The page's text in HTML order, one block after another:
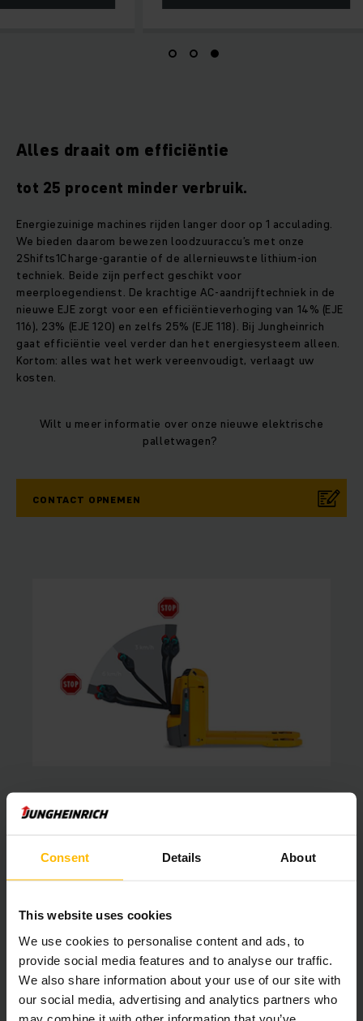
Consent Details About
This website uses cookies
We use cookies to personalise content and ads, to
provide social media features and to analyse our traffic.
We also share information about your use of our site with
our social media, advertising and analytics partners who
may combine it with other information that you’ve
Alles draait om efficiëntie
tot 25 procent minder verbruik.
Energiezuinige machines rijden langer door op 1 acculading.
We bieden daarom bewezen loodzuuraccu’s met onze
2Shifts1Charge-garantie of de allernieuwste lithium-ion
techniek. Beide zijn perfect geschikt voor
meerploegendienst. De krachtige AC-aandrijftechniek in de
nieuwe EJE zorgt voor een efficiëntieverhoging van 14% (EJE
116), 23% (EJE 120) en zelfs 25% (EJE 118). Bij Jungheinrich
gaat efficiëntie veel verder dan het energiesysteem alleen.
Kortom: alles wat het werk vereenvoudigt, verlaagt uw
kosten.
Wilt u meer informatie over onze nieuwe elektrische
palletwagen?
CONTACT OPNEMEN
Alles draait om veiligheid
voeten van cruciaal belang. De snelheid en wendbaarheid
moeten perfect op elkaar afgestemd zijn en de palletwagen
moet snel afremmen als dat noodzakelijk is. Dit wordt
verzekerd door de lange dissel met voetbescherming in vier
richtingen. De rijsnelheid wordt bepaald door de hoek van de
dissel en de palletwagen wordt zelfs helemaal stilgezet